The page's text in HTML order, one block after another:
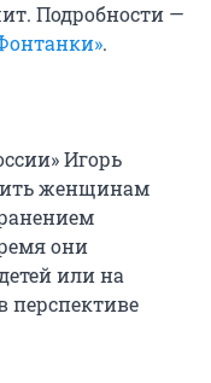
Подробности —
.
Игорь
женщинам
они
или на
перспективе